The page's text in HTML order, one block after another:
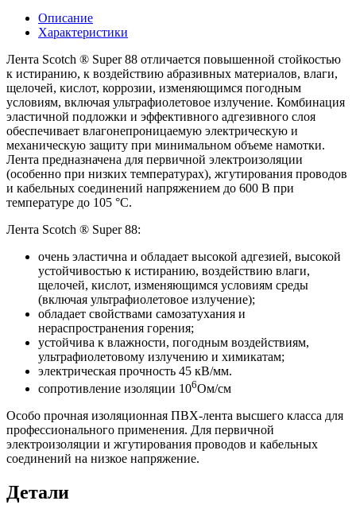
Описание
Характеристики
Лента Scotch ® Super 88 отличается повышенной стойкостью
к истиранию, к воздействию абразивных материалов, влаги,
щелочей, кислот, коррозии, изменяющимся погодным
условиям, включая ультрафиолетовое излучение. Комбинация
эластичной подложки и эффективного адгезивного слоя
обеспечивает влагонепроницаемую электрическую и
механическую защиту при минимальном объеме намотки.
Лента предназначена для первичной электроизоляции
(особенно при низких температурах), жгутирования проводов
и кабельных соединений напряжением до 600 В при
температуре до 105 °C.
Лента Scotch ® Super 88:
очень эластична и обладает высокой адгезией, высокой
устойчивостью к истиранию, воздействию влаги,
щелочей, кислот, изменяющимся условиям среды
(включая ультрафиолетовое излучение);
обладает свойствами самозатухания и
нераспространения горения;
устойчива к влажности, погодным воздействиям,
ультрафиолетовому излучению и химикатам;
электрическая прочность 45 кВ/мм.
сопротивление изоляции 106Ом/см
Особо прочная изоляционная ПВХ-лента высшего класса для
профессионального применения. Для первичной
электроизоляции и жгутирования проводов и кабельных
соединений на низкое напряжение.
Детали